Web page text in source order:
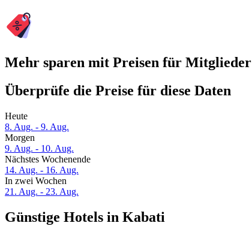
Mehr sparen mit Preisen für Mitglieder
Überprüfe die Preise für diese Daten
Heute
8. Aug. - 9. Aug.
Morgen
9. Aug. - 10. Aug.
Nächstes Wochenende
14. Aug. - 16. Aug.
In zwei Wochen
21. Aug. - 23. Aug.
Günstige Hotels in Kabati